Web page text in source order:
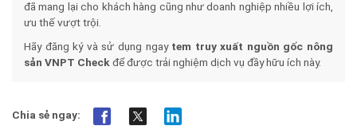
đã mang lại cho khách hàng cũng như doanh nghiệp nhiều lợi ích,
ưu thế vượt trội.
Hãy đăng ký và sử dụng ngaytem truy xuất nguồn gốc nông
sản VNPT Checkđể được trải nghiệm dịch vụ đầy hữu ích này.
Chia sẻ ngay: